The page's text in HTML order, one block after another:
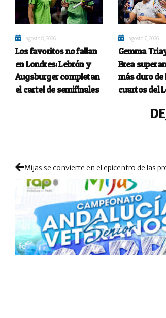
agosto 8, 2026
Los favoritos no fallan
en Londres: Lebrón y
Augsburger completan
el cartel de semifinales
agosto 7, 2026
Gemma
Brea
más duro de
cuartos del